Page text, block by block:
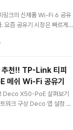
시 접속과 네트워크 안정성
도 함께 보유하고 있어, 두
성 테스트도 진행해 볼 수 있
게 테스트해 보겠습니다. 그
링크의 신제품 Wi-Fi 6 공유
즘 공유기 시장은 빠르게
있는 가성비 제품을 선호하
안정성과 속도, 그리고 TP-
리 기능으로 편리성까지 두
있는지 지금부터 자세히 살
키지 & 스펙 정보 티피링크
기능을 쉽게 ..
추천!! TP-Link 티피
쉬 Wi-Fi 공유기
Deco X50-PoE 살펴보기
워크 구상 Deco 앱 설정 설
Link 티피링크 Deco X50-